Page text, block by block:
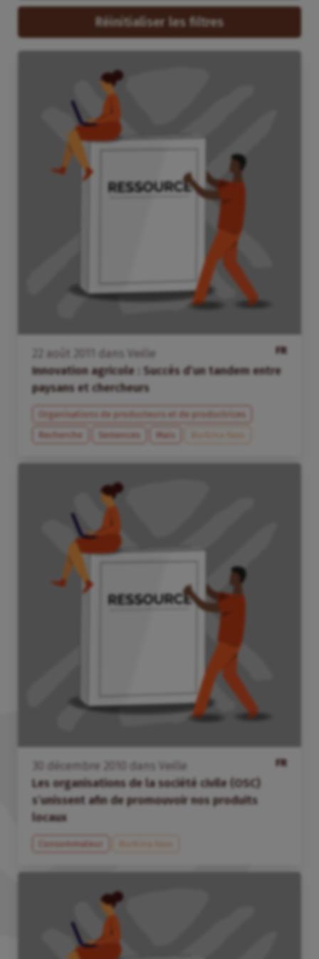
Réinitialiser les filtres
FR
août dans
Veille
Innovation agricole : Succès d’un tandem entre
paysans et chercheurs
Organisations de producteurs et de productrices
Recherche
Semences Maïs Burkina Faso
FR
décembre dans
Veille
Les organisations de la société civile (OSC)
s’unissent afin de promouvoir nos produits
locaux
Consommateur Burkina Faso